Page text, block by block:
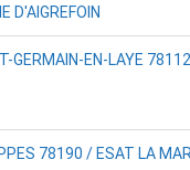
D'AIGREFOIN
GERMAIN-EN-LAYE
78190 / ESAT LA